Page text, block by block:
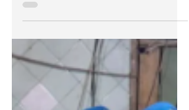
États-Unis. Il semble que ce soit la décennie...